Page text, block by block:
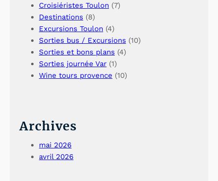
Croisiéristes Toulon (7)
Destinations (8)
Excursions Toulon (4)
Sorties bus / Excursions (10)
Sorties et bons plans (4)
Sorties journée Var (1)
Wine tours provence (10)
Archives
mai 2026
avril 2026